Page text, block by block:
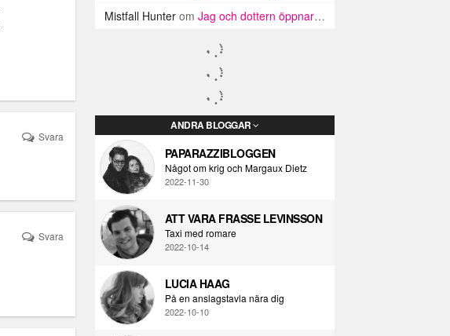
Svara
Svara
Mistfall Hunter om Jag och dottern öppnar Star Wars-lådor!
ANDRA BLOGGAR
PAPARAZZIBLOGGEN
Något om krig och Margaux Dietz
2022-11-30
ATT VARA FRASSE LEVINSSON
Taxi med romare
2022-10-14
LUCIA HAAG
På en anslagstavla nära dig
2022-10-10